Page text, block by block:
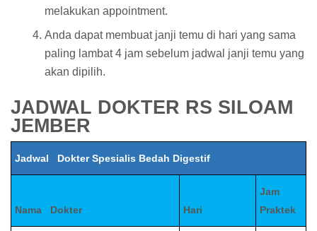
melakukan appointment.
Anda dapat membuat janji temu di hari yang sama
paling lambat 4 jam sebelum jadwal janji temu yang
akan dipilih.
JADWAL DOKTER RS SILOAM
JEMBER
Jadwal Dokter Spesialis Bedah Digestif
Nama Dokter Hari
Jam
Praktek